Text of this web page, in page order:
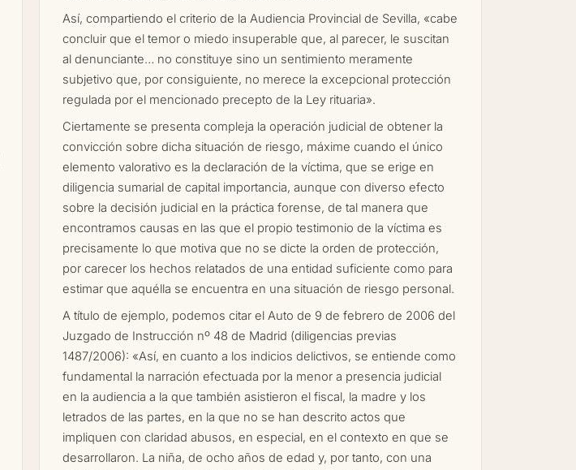
Así, compartiendo el criterio de la Audiencia Provincial de Sevilla, «cabe
concluir que el temor o miedo insuperable que, al parecer, le suscitan
al denunciante… no constituye sino un sentimiento meramente
subjetivo que, por consiguiente, no merece la excepcional protección
regulada por el mencionado precepto de la Ley rituaria».
Ciertamente se presenta compleja la operación judicial de obtener la
convicción sobre dicha situación de riesgo, máxime cuando el único
elemento valorativo es la declaración de la víctima, que se erige en
diligencia sumarial de capital importancia, aunque con diverso efecto
sobre la decisión judicial en la práctica forense, de tal manera que
encontramos causas en las que el propio testimonio de la víctima es
precisamente lo que motiva que no se dicte la orden de protección,
por carecer los hechos relatados de una entidad suficiente como para
estimar que aquélla se encuentra en una situación de riesgo personal.
A título de ejemplo, podemos citar el Auto de 9 de febrero de 2006 del
Juzgado de Instrucción nº 48 de Madrid (diligencias previas
1487/2006): «Así, en cuanto a los indicios delictivos, se entiende como
fundamental la narración efectuada por la menor a presencia judicial
en la audiencia a la que también asistieron el fiscal, la madre y los
letrados de las partes, en la que no se han descrito actos que
impliquen con claridad abusos, en especial, en el contexto en que se
desarrollaron. La niña, de ocho años de edad y, por tanto, con una